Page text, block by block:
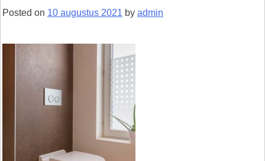
Posted on 10 augustus 2021 by admin